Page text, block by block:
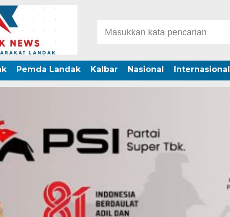
Pemda Landak Kalbar Nasional Internasional